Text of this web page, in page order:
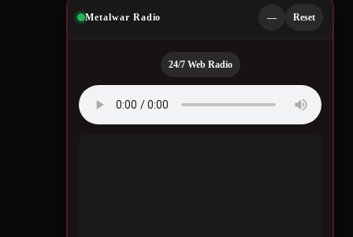
Metalwar Radio — Reset
24/7 Web Radio